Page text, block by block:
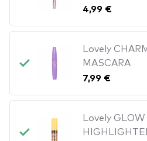
4,99 €
Lovely
MASCARA
7,99 €
Lovely